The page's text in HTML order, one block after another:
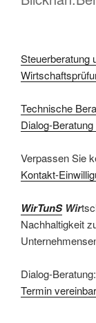
Steuerberatung
Technische
Dialog-
Verpassen Sie
Kontakt-
WirTunSWir
Nachhaltigkeit
Dialog-Beratung:
Termin